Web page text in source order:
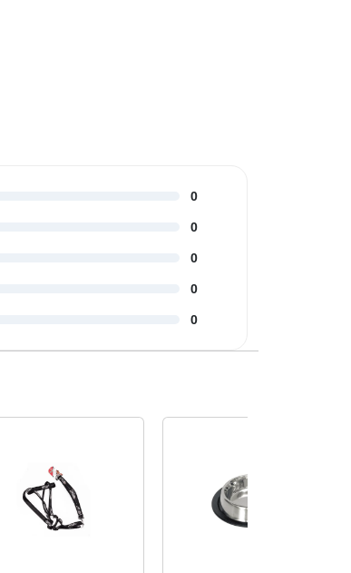
0
0
0
0
0